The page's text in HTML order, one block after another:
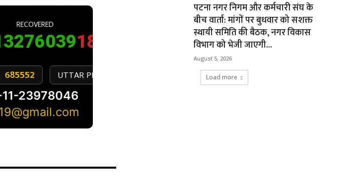
पटना नगर निगम और कर्मचारी संघ के
बीच वार्ता: मांगों पर बुधवार को सशक्त
स्थायी समिति की बैठक, नगर विकास
विभाग को भेजी जाएगी...
August 5, 2026
Load more